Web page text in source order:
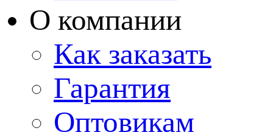
О компании
Как заказать
Гарантия
Оптовикам